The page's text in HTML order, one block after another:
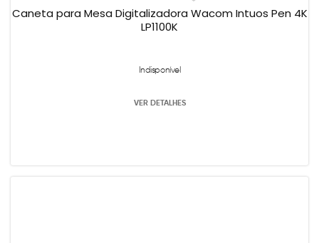
Caneta para Mesa Digitalizadora Wacom Intuos Pen 4K
LP1100K
Indisponível
VER DETALHES